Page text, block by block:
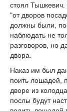
стоял Тышкевич.
"от дворов
должны были,
наблюдать не
разговоров, но
двора.
Наказ им был
поить лошадей,
дворе из
послы будут